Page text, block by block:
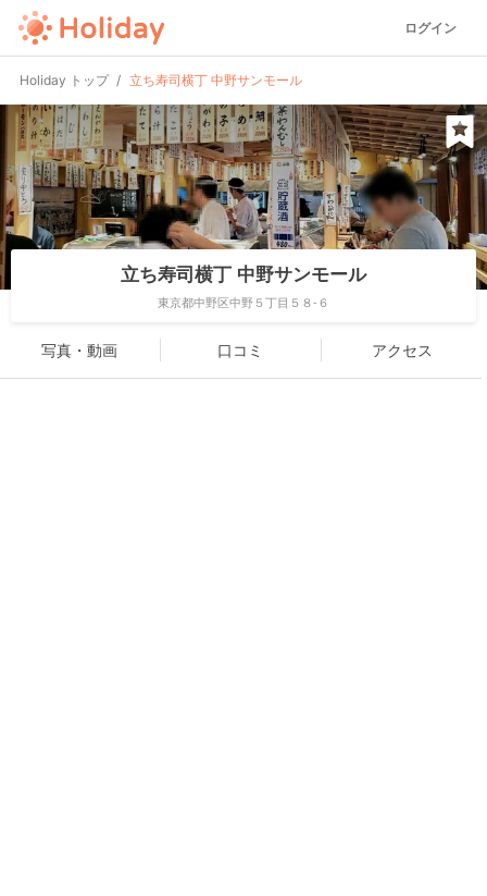
ログイン
Holiday トップ 立ち寿司横丁 中野サンモール
立ち寿司横丁 中野サンモール
東京都中野区中野５丁目５８-６
写真・動画 口コミ アクセス